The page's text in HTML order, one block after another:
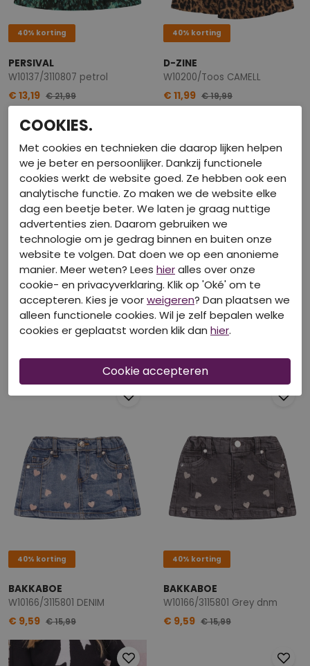
40% korting
PERSIVAL
W10137/3110807 petrol
€ 13,19 € 21,99
40% korting
D-ZINE
W10200/Toos CAMELL
€ 11,99 € 19,99
40% korting
D-ZINE
W10200/Toos koraal
€ 11,99 € 19,99
40% korting
D-ZINE
W10200/Toos zand
€ 11,99 € 19,99
40% korting
BAKKABOE
W10166/3115801 DENIM
€ 9,59 € 15,99
40% korting
BAKKABOE
W10166/3115801 Grey dnm
€ 9,59 € 15,99
COOKIES.
Met cookies en technieken die daarop lijken helpen
we je beter en persoonlijker. Dankzij functionele
cookies werkt de website goed. Ze hebben ook een
analytische functie. Zo maken we de website elke
dag een beetje beter. We laten je graag nuttige
advertenties zien. Daarom gebruiken we
technologie om je gedrag binnen en buiten onze
website te volgen. Dat doen we op een anonieme
manier. Meer weten? Lees hieralles over onze
cookie- en privacyverklaring. Klik op 'Oké' om te
accepteren. Kies je voorweigeren? Dan plaatsen we
alleen functionele cookies. Wil je zelf bepalen welke
cookies er geplaatst worden klik dan hier.